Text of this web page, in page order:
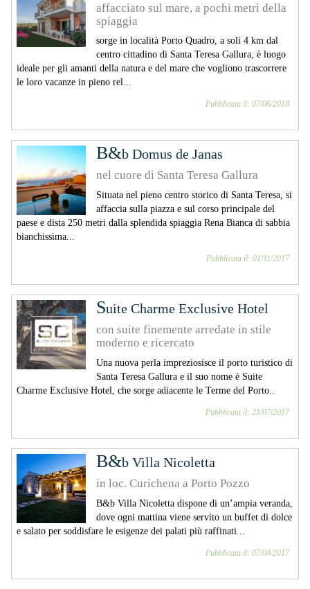
affacciato sul mare, a pochi metri della
spiaggia
sorge in località Porto Quadro, a soli 4 km dal
centro cittadino di Santa Teresa Gallura, è luogo
ideale per gli amanti della natura e del mare che vogliono trascorrere
le loro vacanze in pieno rel...
Pubblicata il: 07/06/2018
B&b Domus de Janas
nel cuore di Santa Teresa Gallura
Situata nel pieno centro storico di Santa Teresa, si
affaccia sulla piazza e sul corso principale del
paese e dista 250 metri dalla splendida spiaggia Rena Bianca di sabbia
bianchissima...
Pubblicata il: 01/11/2017
Suite Charme Exclusive Hotel
con suite finemente arredate in stile
moderno e ricercato
Una nuova perla impreziosisce il porto turistico di
Santa Teresa Gallura e il suo nome è Suite
Charme Exclusive Hotel, che sorge adiacente le Terme del Porto..
Pubblicata il: 21/07/2017
B&b Villa Nicoletta
in loc. Curichena a Porto Pozzo
B&b Villa Nicoletta dispone di un’ampia veranda,
dove ogni mattina viene servito un buffet di dolce
e salato per soddisfare le esigenze dei palati più raffinati...
Pubblicata il: 07/04/2017